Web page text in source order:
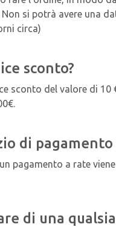
si potrà avere una
circa)
sconto?
sconto del valore di
di pagamento
pagamento a rate
di una